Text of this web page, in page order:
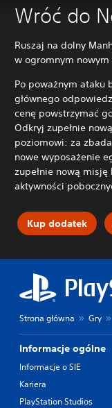
Wróć do
Ruszaj na dolny
w ogromnym nowym
Po poważnym ataku
głównego
cenę powstrzymać
Odkryj zupełnie
poziomowi: za
nowe wyposażenie
zupełnie nową
aktywności
Kup dodatek
Strona główna Gry
Informacje ogólne
Informacje o SIE
Kariera
PlayStation Studios